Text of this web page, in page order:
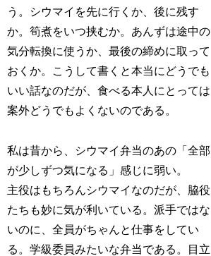
う。シウマイを先に行くか、後に残す
か。筍煮をいつ挟むか。あんずは途中の
気分転換に使うか、最後の締めに取って
おくか。こうして書くと本当にどうでも
いい話なのだが、食べる本人にとっては
案外どうでもよくないのである。
私は昔から、シウマイ弁当のあの「全部
が少しずつ気になる」感じに弱い。
主役はもちろんシウマイなのだが、脇役
たちも妙に気が利いている。派手ではな
いのに、全員がちゃんと仕事をしてい
る。学級委員みたいな弁当である。目立